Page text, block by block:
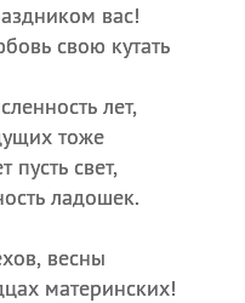
вас!
свою кутать
лет,
тоже
пусть свет,
ладошек.
весны
материнских!